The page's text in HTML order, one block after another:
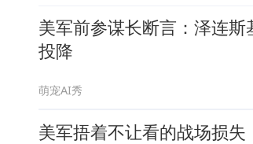
美军前参谋长断言：泽连
投降
萌宠AI秀
美军捂着不让看的战场损